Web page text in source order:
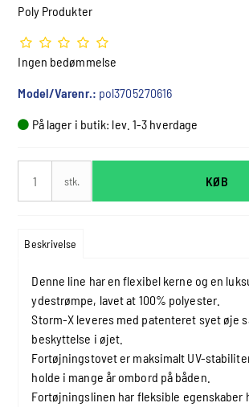
Poly Produkter
Ingen bedømmelse
Model/Varenr.: pol3705270616
På lager i butik: lev. 1-3 hverdage
stk. KØB
Beskrivelse
Denne line har en flexibel kerne og en
ydestrømpe, lavet at 100% polyester.
Storm-X leveres med patenteret syet øje
beskyttelse i øjet.
Fortøjningstovet er maksimalt UV-
holde i mange år ombord på båden.
Fortøjningslinen har fleksible egenskaber